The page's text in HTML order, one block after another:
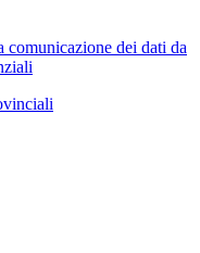
comunicazione dei dati da